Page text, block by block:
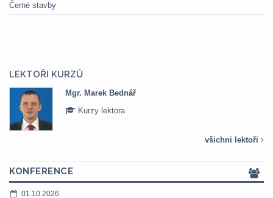
Černé stavby
LEKTOŘI KURZŮ
Mgr. Marek Bednář
Kurzy lektora
všichni lektoři
KONFERENCE
01.10.2026